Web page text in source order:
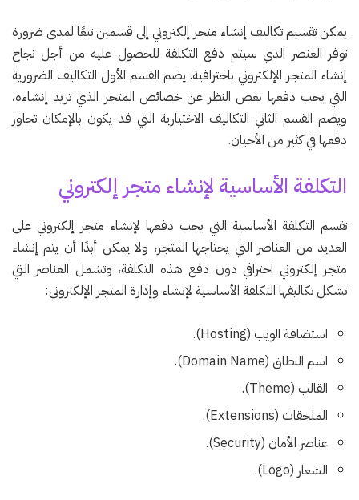
يمكن تقسيم تكاليف إنشاء متجر إلكتروني إلى قسمين تبعًا لمدى ضرورة
توفر العنصر الذي سيتم دفع التكلفة للحصول عليه من أجل نجاح
إنشاء المتجر الإلكتروني باحترافية. يضم القسم الأول التكاليف الضرورية
التي يجب دفعها بغض النظر عن خصائص المتجر الذي تريد إنشاءه،
ويضم القسم الثاني التكاليف الاختيارية التي قد يكون بالإمكان تجاوز
دفعها في كثير من الأحيان.
التكلفة الأساسية لإنشاء متجر إلكتروني
تقسم التكلفة الأساسية التي يجب دفعها لإنشاء متجر إلكتروني على
العديد من العناصر التي يحتاجها المتجر، ولا يمكن أبدًا أن يتم إنشاء
متجر إلكتروني احترافي دون دفع هذه التكلفة، وتشمل العناصر التي
تشكل تكاليفها التكلفة الأساسية لإنشاء وإدارة المتجر الإلكتروني:
استضافة الويب (Hosting).
اسم النطاق (Domain Name).
القالب (Theme).
الملحقات (Extensions).
عناصر الأمان (Security).
الشعار (Logo).